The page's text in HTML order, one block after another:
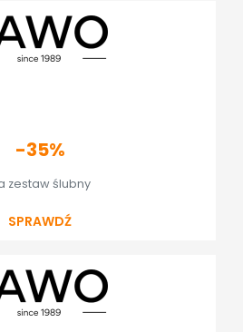
-35%
zestaw ślubny
SPRAWDŹ